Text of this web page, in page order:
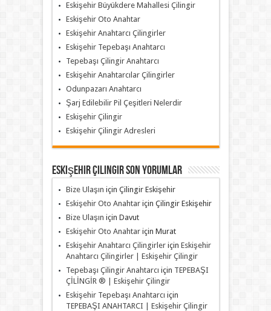
Eskişehir Büyükdere Mahallesi Çilingir
Eskişehir Oto Anahtar
Eskişehir Anahtarcı Çilingirler
Eskişehir Tepebaşı Anahtarcı
Tepebaşı Çilingir Anahtarcı
Eskişehir Anahtarcılar Çilingirler
Odunpazarı Anahtarcı
Şarj Edilebilir Pil Çeşitleri Nelerdir
Eskişehir Çilingir
Eskişehir Çilingir Adresleri
Eskişehir Çilingir Son Yorumlar
Bize Ulaşın için Çilingir Eskişehir
Eskişehir Oto Anahtariçin Çilingir Eskişehir
Bize Ulaşın için Davut
Eskişehir Oto Anahtariçin Murat
Eskişehir Anahtarcı Çilingirleriçin Eskişehir
Anahtarcı Çilingirler | Eskişehir Çilingir
Tepebaşı Çilingir Anahtarcı için TEPEBAŞI
ÇİLİNGİR ® | Eskişehir Çilingir
Eskişehir Tepebaşı Anahtarcı için
TEPEBAŞI ANAHTARCI | Eskişehir Çilingir